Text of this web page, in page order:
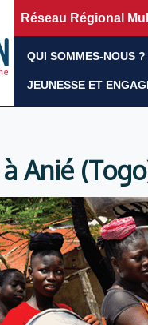
Réseau Régional
QUI SOMMES-NOUS ?
JEUNESSE ET
Anié